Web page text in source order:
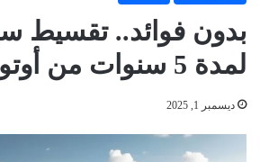
بدون فوائد.. تقسيط
لمدة 5 سنوات من أوتوموبيلتي
ديسمبر 1, 2025